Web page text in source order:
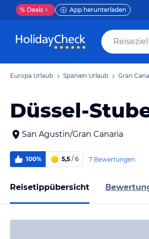
% Deals App herunterladen
Europa Urlaub Spanien Urlaub Gran
Düssel-
San Agustin/Gran Canaria
100% 5,5 / 6 7 Bewertungen
Reisetippübersicht